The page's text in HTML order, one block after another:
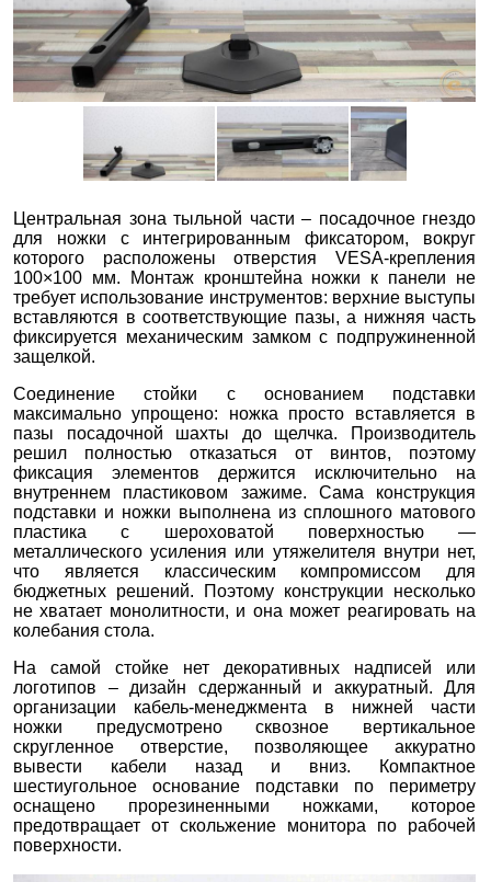
Центральная зона тыльной части – посадочное гнездо
для ножки с интегрированным фиксатором, вокруг
которого расположены отверстия VESA-крепления
100×100 мм. Монтаж кронштейна ножки к панели не
требует использование инструментов: верхние выступы
вставляются в соответствующие пазы, а нижняя часть
фиксируется механическим замком с подпружиненной
защелкой.
Соединение стойки с основанием подставки
максимально упрощено: ножка просто вставляется в
пазы посадочной шахты до щелчка. Производитель
решил полностью отказаться от винтов, поэтому
фиксация элементов держится исключительно на
внутреннем пластиковом зажиме. Сама конструкция
подставки и ножки выполнена из сплошного матового
пластика с шероховатой поверхностью —
металлического усиления или утяжелителя внутри нет,
что является классическим компромиссом для
бюджетных решений. Поэтому конструкции несколько
не хватает монолитности, и она может реагировать на
колебания стола.
На самой стойке нет декоративных надписей или
логотипов – дизайн сдержанный и аккуратный. Для
организации кабель-менеджмента в нижней части
ножки предусмотрено сквозное вертикальное
скругленное отверстие, позволяющее аккуратно
вывести кабели назад и вниз. Компактное
шестиугольное основание подставки по периметру
оснащено прорезиненными ножками, которое
предотвращает от скольжение монитора по рабочей
поверхности.